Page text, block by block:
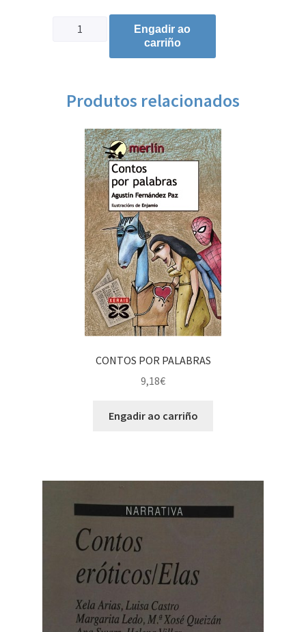
Engadir ao
carriño
Produtos relacionados
CONTOS POR PALABRAS
9,18€
Engadir ao carriño